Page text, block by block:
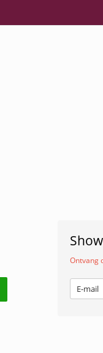
Ontvang